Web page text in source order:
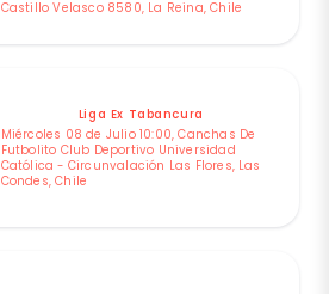
Castillo Velasco 8580, La Reina, Chile
Liga Ex Tabancura
Miércoles 08 de Julio 10:00, Canchas De
Futbolito Club Deportivo Universidad
Católica - Circunvalación Las Flores, Las
Condes, Chile